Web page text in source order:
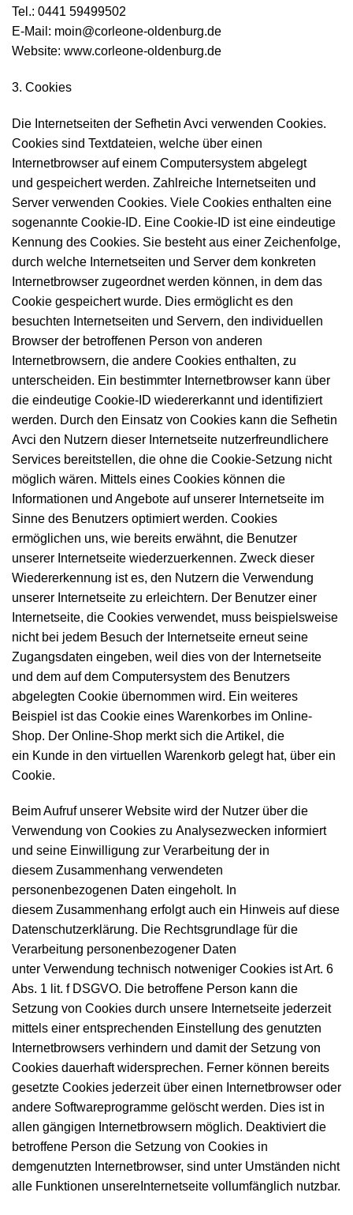
Tel.: 0441 59499502
E-Mail: moin@corleone-oldenburg.de
Website: www.corleone-oldenburg.de
3. Cookies
Die Internetseiten der Sefhetin Avci verwenden Cookies.
Cookies sind Textdateien, welche über einen
Internetbrowser auf einem Computersystem abgelegt
und gespeichert werden. Zahlreiche Internetseiten und
Server verwenden Cookies. Viele Cookies enthalten eine
sogenannte Cookie-ID. Eine Cookie-ID ist eine eindeutige
Kennung des Cookies. Sie besteht aus einer Zeichenfolge,
durch welche Internetseiten und Server dem konkreten
Internetbrowser zugeordnet werden können, in dem das
Cookie gespeichert wurde. Dies ermöglicht es den
besuchten Internetseiten und Servern, den individuellen
Browser der betroffenen Person von anderen
Internetbrowsern, die andere Cookies enthalten, zu
unterscheiden. Ein bestimmter Internetbrowser kann über
die eindeutige Cookie-ID wiedererkannt und identifiziert
werden. Durch den Einsatz von Cookies kann die Sefhetin
Avci den Nutzern dieser Internetseite nutzerfreundlichere
Services bereitstellen, die ohne die Cookie-Setzung nicht
möglich wären. Mittels eines Cookies können die
Informationen und Angebote auf unserer Internetseite im
Sinne des Benutzers optimiert werden. Cookies
ermöglichen uns, wie bereits erwähnt, die Benutzer
unserer Internetseite wiederzuerkennen. Zweck dieser
Wiedererkennung ist es, den Nutzern die Verwendung
unserer Internetseite zu erleichtern. Der Benutzer einer
Internetseite, die Cookies verwendet, muss beispielsweise
nicht bei jedem Besuch der Internetseite erneut seine
Zugangsdaten eingeben, weil dies von der Internetseite
und dem auf dem Computersystem des Benutzers
abgelegten Cookie übernommen wird. Ein weiteres
Beispiel ist das Cookie eines Warenkorbes im Online-
Shop. Der Online-Shop merkt sich die Artikel, die
ein Kunde in den virtuellen Warenkorb gelegt hat, über ein
Cookie.
Beim Aufruf unserer Website wird der Nutzer über die
Verwendung von Cookies zu Analysezwecken informiert
und seine Einwilligung zur Verarbeitung der in
diesem Zusammenhang verwendeten
personenbezogenen Daten eingeholt. In
diesem Zusammenhang erfolgt auch ein Hinweis auf diese
Datenschutzerklärung. Die Rechtsgrundlage für die
Verarbeitung personenbezogener Daten
unter Verwendung technisch notweniger Cookies ist Art. 6
Abs. 1 lit. f DSGVO. Die betroffene Person kann die
Setzung von Cookies durch unsere Internetseite jederzeit
mittels einer entsprechenden Einstellung des genutzten
Internetbrowsers verhindern und damit der Setzung von
Cookies dauerhaft widersprechen. Ferner können bereits
gesetzte Cookies jederzeit über einen Internetbrowser oder
andere Softwareprogramme gelöscht werden. Dies ist in
allen gängigen Internetbrowsern möglich. Deaktiviert die
betroffene Person die Setzung von Cookies in
demgenutzten Internetbrowser, sind unter Umständen nicht
alle Funktionen unsereInternetseite vollumfänglich nutzbar.